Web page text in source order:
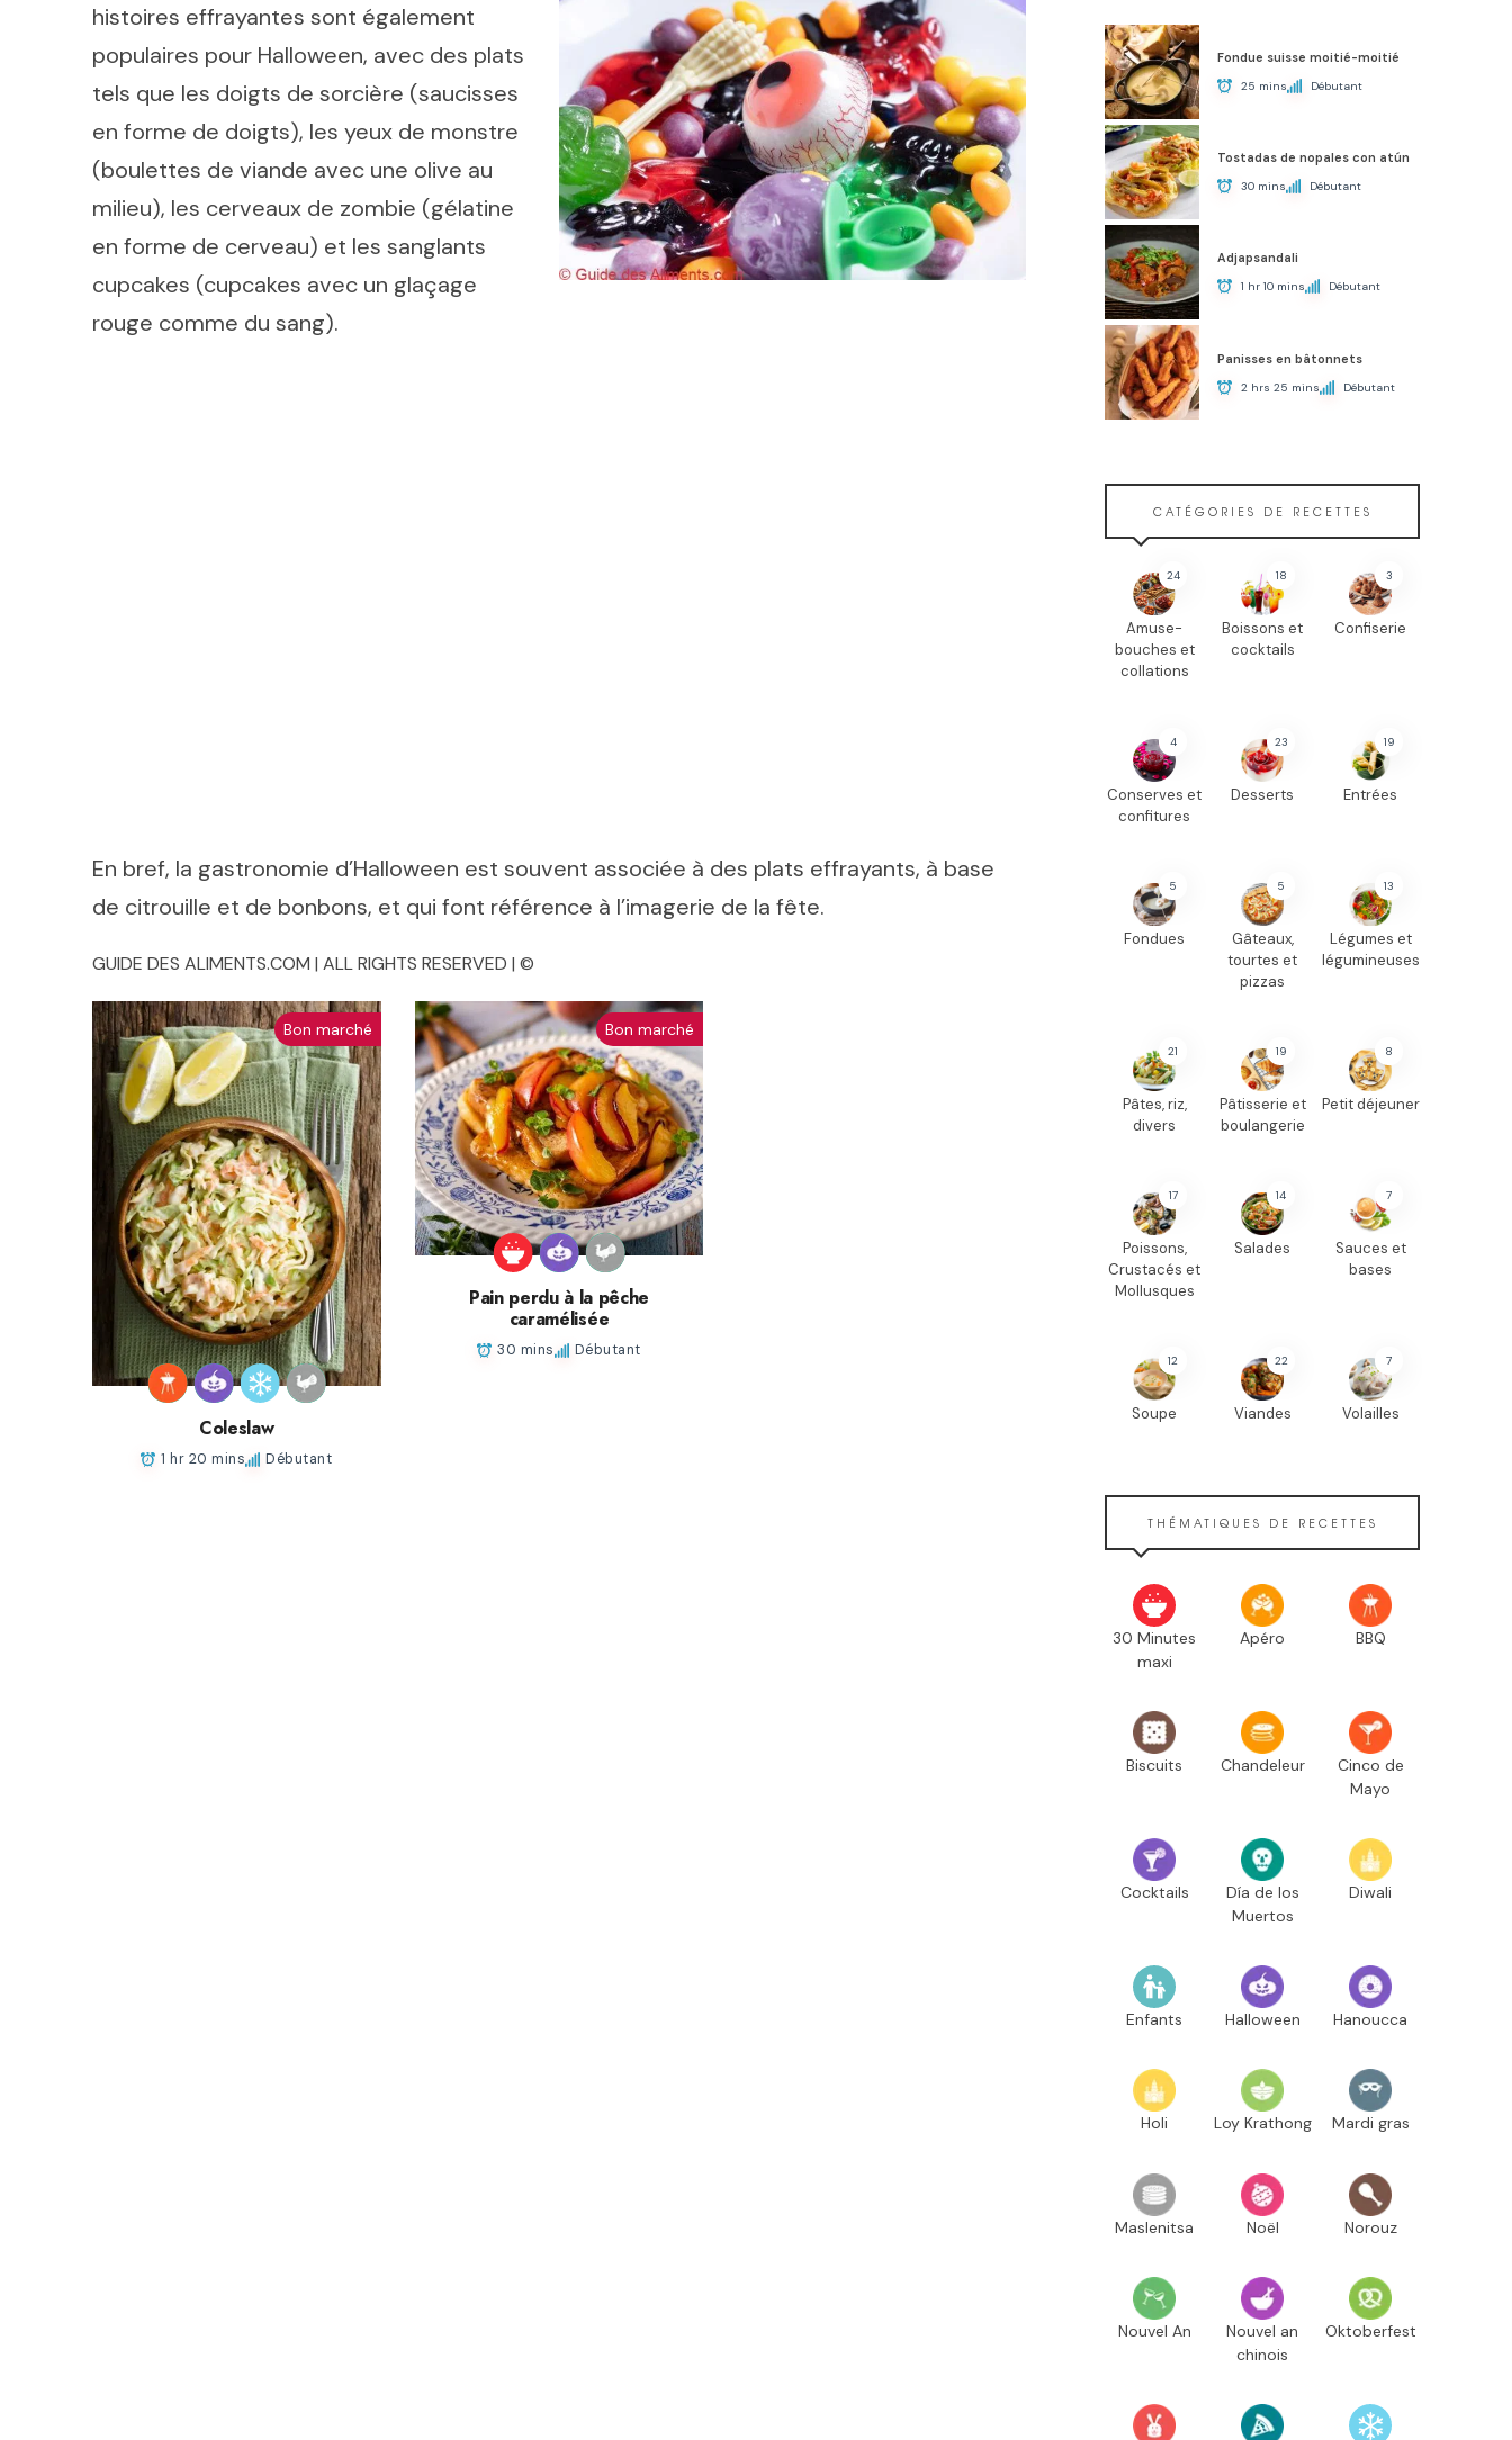
histoires effrayantes sont également
populaires pour Halloween, avec des plats
tels que les doigts de sorcière (saucisses
en forme de doigts), les yeux de monstre
(boulettes de viande avec une olive au
milieu), les cerveaux de zombie (gélatine
en forme de cerveau) et les sanglants
cupcakes (cupcakes avec un glaçage
rouge comme du sang).
En bref, la gastronomie d’Halloween est souvent associée à des plats effrayants, à base
de citrouille et de bonbons, et qui font référence à l’imagerie de la fête.
GUIDE DES ALIMENTS.COM | ALL RIGHTS RESERVED | ©
Bon marché
Coleslaw
1 hr 20 mins Débutant
Bon marché
Pain perdu à la pêche
caramélisée
30 mins Débutant
Fondue suisse moitié-moitié
25 mins Débutant
Tostadas de nopales con atún
30 mins Débutant
Adjapsandali
1 hr 10 mins Débutant
Panisses en bâtonnets
2 hrs 25 mins Débutant
CATÉGORIES DE RECETTES
24
Amuse-
bouches et
collations
18
Boissons et
cocktails
3
Confiserie
4
Conserves et
confitures
23
Desserts
19
Entrées
5
Fondues
5
Gâteaux,
tourtes et
pizzas
13
Légumes et
légumineuses
21
Pâtes, riz,
divers
19
Pâtisserie et
boulangerie
8
Petit déjeuner
17
Poissons,
Crustacés et
Mollusques
14
Salades
7
Sauces et
bases
12
Soupe
22
Viandes
7
Volailles
THÉMATIQUES DE RECETTES
30 Minutes
maxi
Apéro BBQ
Biscuits Chandeleur
Cinco de
Mayo
Cocktails
Día de los
Muertos
Diwali
Enfants Halloween Hanoucca
Holi Loy Krathong Mardi gras
Maslenitsa Noël Norouz
Nouvel An
Nouvel an
chinois
Oktoberfest